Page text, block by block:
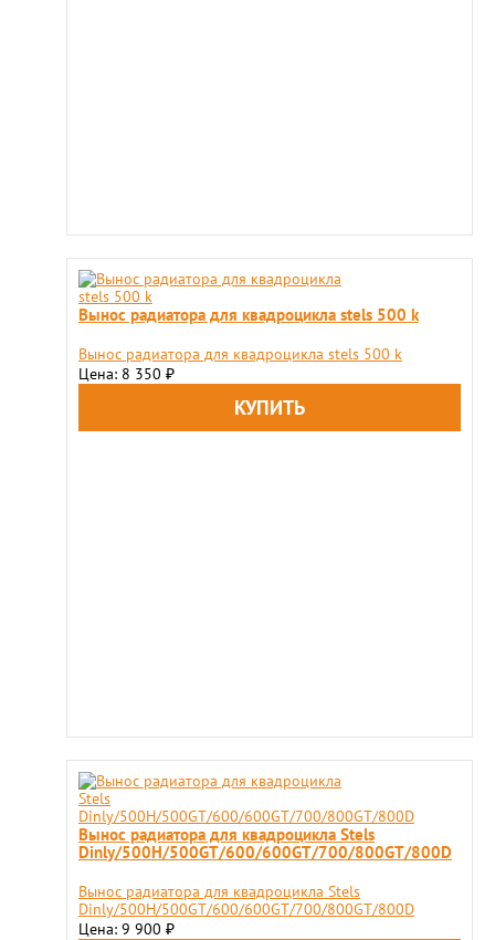
Вынос радиатора для квадроцикла stels 500 k
Вынос радиатора для квадроцикла stels 500 k
Цена: 8 350 ₽
Вынос радиатора для квадроцикла Stels
Dinly/500H/500GT/600/600GT/700/800GT/800D
Вынос радиатора для квадроцикла Stels
Dinly/500H/500GT/600/600GT/700/800GT/800D
Цена: 9 900 ₽